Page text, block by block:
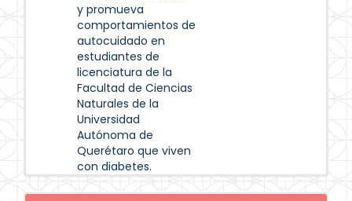
y promueva
comportamientos de
autocuidado en
estudiantes de
licenciatura de la
Facultad de Ciencias
Naturales de la
Universidad
Autónoma de
Querétaro que viven
con diabetes.